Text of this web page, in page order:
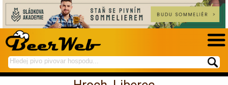
hledej
na
spustí
hledání